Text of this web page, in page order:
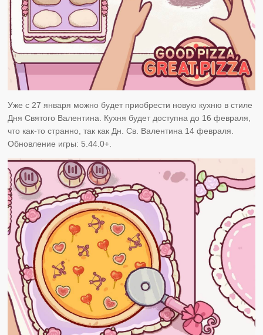
Уже с 27 января можно будет приобрести новую кухню в стиле
Дня Святого Валентина. Кухня будет доступна до 16 февраля,
что как-то странно, так как Дн. Св. Валентина 14 февраля.
Обновление игры: 5.44.0+.